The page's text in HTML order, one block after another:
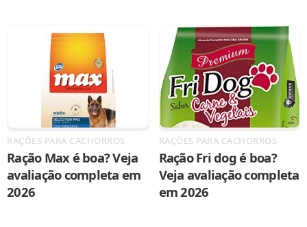
RAÇÕES PARA CACHORROS
Ração Max é boa? Veja
avaliação completa em
2026
RAÇÕES PARA CACHORROS
Ração Fri dog é boa?
Veja avaliação completa
em 2026